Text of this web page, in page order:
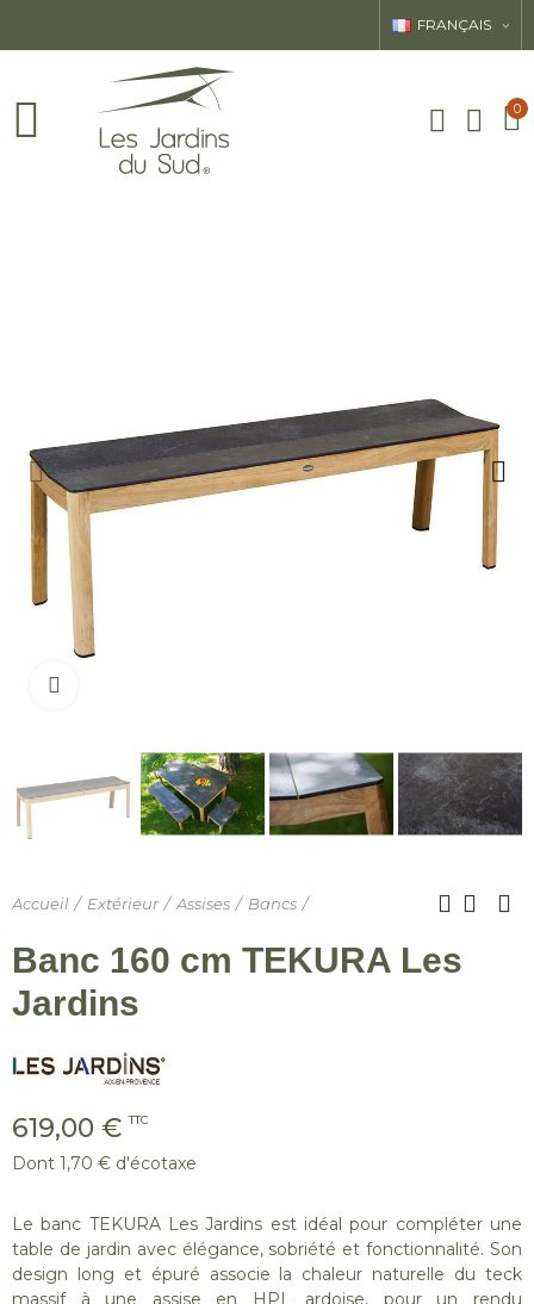
FRANÇAIS
0
Accueil Extérieur Assises Bancs
Banc 160 cm TEKURA Les
Jardins
619,00 € TTC
Dont 1,70 € d'écotaxe
Le banc TEKURA Les Jardins est idéal pour compléter une
table de jardin avec élégance, sobriété et fonctionnalité. Son
design long et épuré associe la chaleur naturelle du teck
massif à une assise en HPL ardoise, pour un rendu